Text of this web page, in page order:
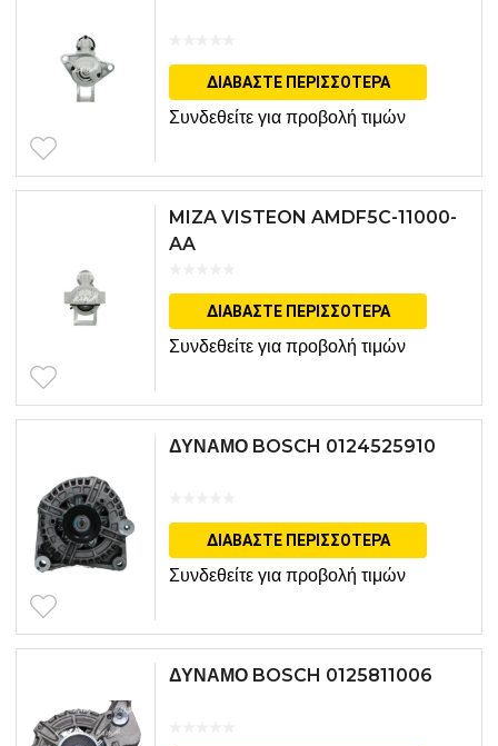
ΔΙΑΒΆΣΤΕ ΠΕΡΙΣΣΌΤΕΡΑ
Συνδεθείτε για προβολή τιμών
MIZA VISTEON AMDF5C-11000-
AA
ΔΙΑΒΆΣΤΕ ΠΕΡΙΣΣΌΤΕΡΑ
Συνδεθείτε για προβολή τιμών
ΔΥΝΑΜΟ BOSCH 0124525910
ΔΙΑΒΆΣΤΕ ΠΕΡΙΣΣΌΤΕΡΑ
Συνδεθείτε για προβολή τιμών
ΔΥΝΑΜΟ BOSCH 0125811006